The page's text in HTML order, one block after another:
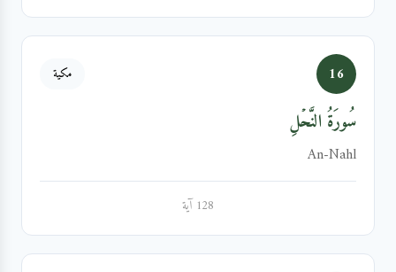
16 مكية
سُورَةُ النَّحۡلِ
An-Nahl
128 آية